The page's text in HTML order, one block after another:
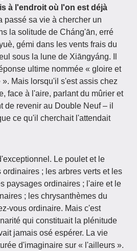
à l'endroit où l'on est déjà
passé sa vie à chercher un
la solitude de Cháng'ān, erré
gémi dans les vents frais du
sous la lune de Xiāngyáng. Il
ultime nommée « gloire et
Mais lorsqu'il s'est assis chez
face à l'aire, parlant du mûrier et
de revenir au Double Neuf – il
ce qu'il cherchait l'attendait
Le poulet et le
ordinaires ; les arbres verts et les
paysages ordinaires ; l'aire et le
; les chrysanthèmes du
vous ordinaire. Mais c'est
qui constituait la plénitude
jamais osé espérer. La vie
d'imaginaire sur « l'ailleurs ».